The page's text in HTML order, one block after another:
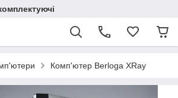
Комп'ютер Berloga XRay